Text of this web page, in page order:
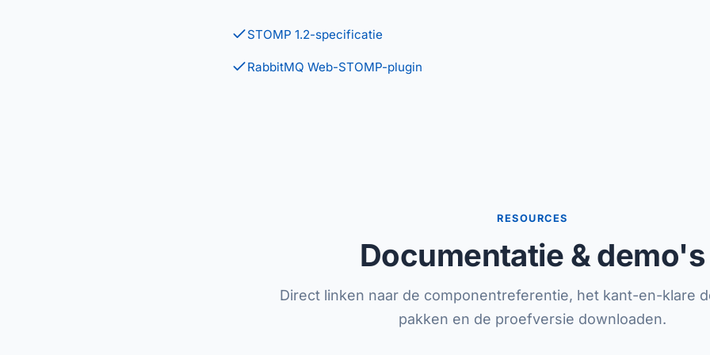
STOMP 1.2-specificatie
RabbitMQ Web-STOMP-plugin
RESOURCES
Documentatie & demo's
Direct linken naar de componentreferentie, het kant-en-klare
pakken en de proefversie downloaden.